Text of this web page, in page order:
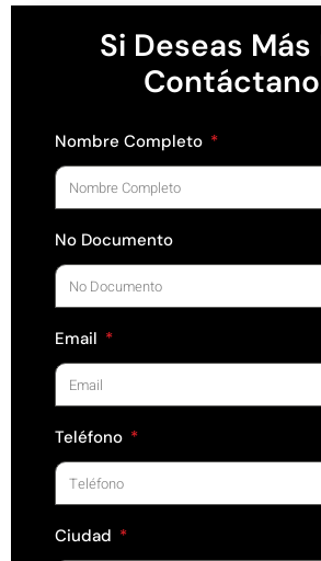
Si Deseas Más
Nombre Completo
No Documento
Email
Teléfono
Ciudad